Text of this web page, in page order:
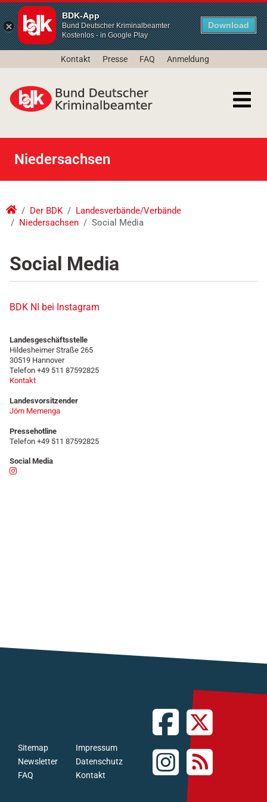
BDK-App
Bund Deutscher Kriminalbeamter
Kostenlos - in Google Play
Download
Kontakt Presse FAQ Anmeldung
Niedersachsen
Der BDK
Landesverbände/Verbände
Niedersachsen
Social Media
Social Media
BDK NI bei Instagram
Landesgeschäftsstelle
Hildesheimer Straße 265
30519 Hannover
Telefon +49 511 87592825
Kontakt
Landesvorsitzender
Jörn Memenga
Pressehotline
Telefon +49 511 87592825
Social Media
FAQ
Newsletter
Sitemap
Kontakt
Datenschutz
Impressum